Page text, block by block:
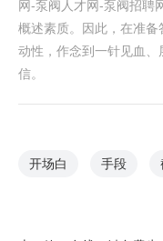
网-泵阀人才网-泵阀招聘
概述素质。因此，在准
动性，作念到一针见血
信。
开场白 手段